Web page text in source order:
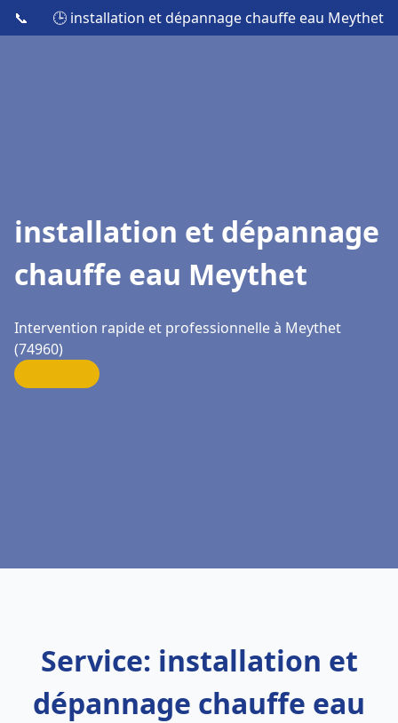
📞 🕒 installation et dépannage chauffe eau Meythet
installation et dépannage
chauffe eau Meythet
Intervention rapide et professionnelle à Meythet
(74960)
Service: installation et
dépannage chauffe eau